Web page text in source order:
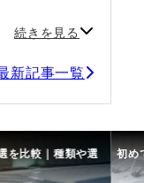
続きを見る
新記事一覧
を比較｜種類や選 初め